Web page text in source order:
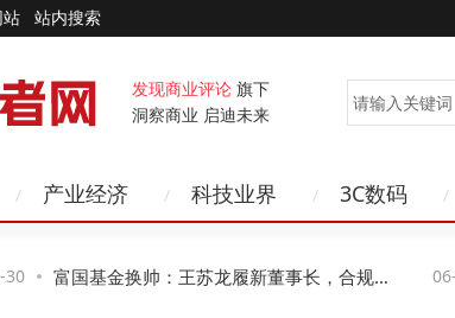
站内搜索
发现商业评论旗下
洞察商业 启迪未来
产业经济 科技业界 3C数码
富国基金换帅：王苏龙履新董事长，合规风 06-30